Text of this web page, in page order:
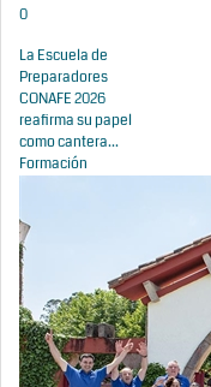
0
La Escuela de
Preparadores
CONAFE 2026
reafirma su papel
como cantera...
Formación